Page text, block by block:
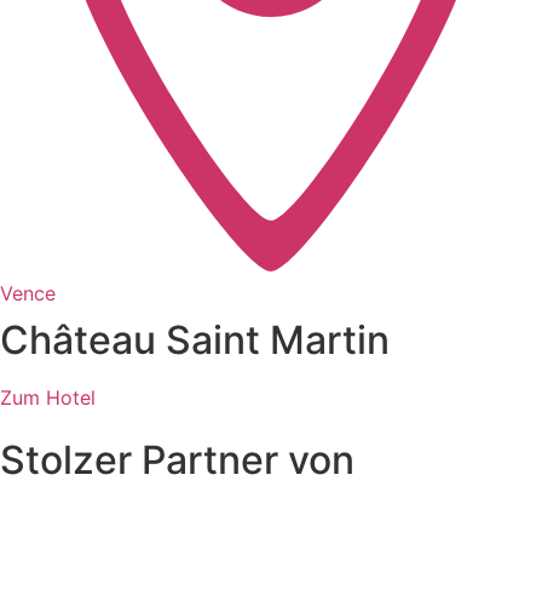
Vence
Château Saint Martin
Zum Hotel
Stolzer Partner von